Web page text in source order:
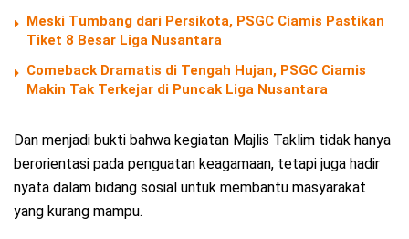
Meski Tumbang dari Persikota, PSGC Ciamis Pastikan
Tiket 8 Besar Liga Nusantara
Comeback Dramatis di Tengah Hujan, PSGC Ciamis
Makin Tak Terkejar di Puncak Liga Nusantara
Dan menjadi bukti bahwa kegiatan Majlis Taklim tidak hanya
berorientasi pada penguatan keagamaan, tetapi juga hadir
nyata dalam bidang sosial untuk membantu masyarakat
yang kurang mampu.